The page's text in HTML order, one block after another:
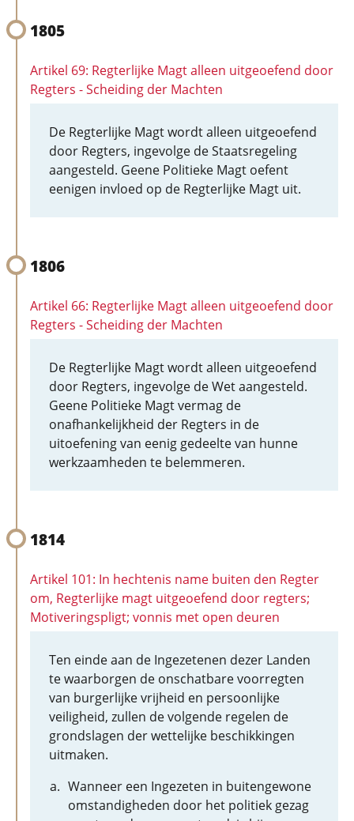
1805
Artikel 69: Regterlijke Magt alleen uitgeoefend door
Regters - Scheiding der Machten
De Regterlijke Magt wordt alleen uitgeoefend
door Regters, ingevolge de Staatsregeling
aangesteld. Geene Politieke Magt oefent
eenigen invloed op de Regterlijke Magt uit.
1806
Artikel 66: Regterlijke Magt alleen uitgeoefend door
Regters - Scheiding der Machten
De Regterlijke Magt wordt alleen uitgeoefend
door Regters, ingevolge de Wet aangesteld.
Geene Politieke Magt vermag de
onafhankelijkheid der Regters in de
uitoefening van eenig gedeelte van hunne
werkzaamheden te belemmeren.
1814
Artikel 101: In hechtenis name buiten den Regter
om, Regterlijke magt uitgeoefend door regters;
Motiveringspligt; vonnis met open deuren
Ten einde aan de Ingezetenen dezer Landen
te waarborgen de onschatbare voorregten
van burgerlijke vrijheid en persoonlijke
veiligheid, zullen de volgende regelen de
grondslagen der wettelijke beschikkingen
uitmaken.
Wanneer een Ingezeten in buitengewone
omstandigheden door het politiek gezag